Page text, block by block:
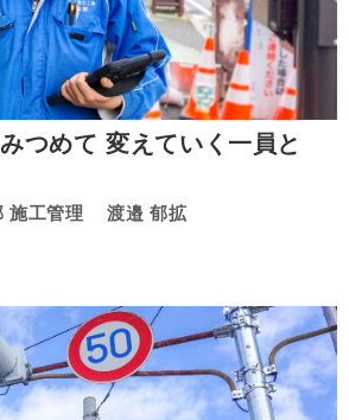
つめて 変えていく一員と
施工管理 渡邉 郁拡